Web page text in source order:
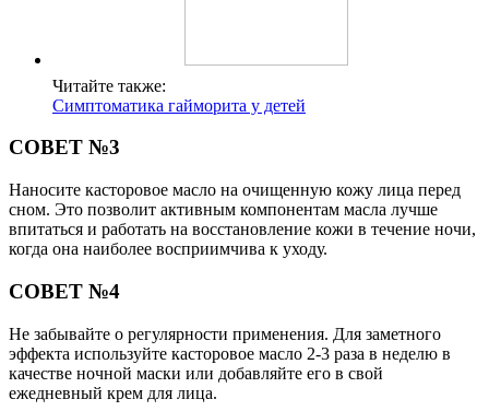
Читайте также:
Симптоматика гайморита у детей
СОВЕТ №3
Наносите касторовое масло на очищенную кожу лица перед
сном. Это позволит активным компонентам масла лучше
впитаться и работать на восстановление кожи в течение ночи,
когда она наиболее восприимчива к уходу.
СОВЕТ №4
Не забывайте о регулярности применения. Для заметного
эффекта используйте касторовое масло 2-3 раза в неделю в
качестве ночной маски или добавляйте его в свой
ежедневный крем для лица.